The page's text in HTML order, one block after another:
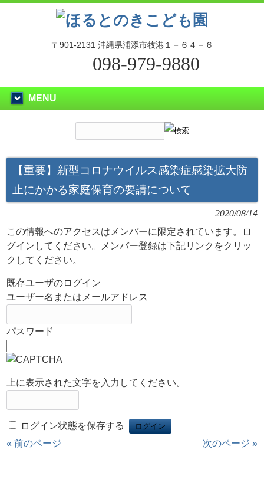
〒901-2131 沖縄県浦添市牧港１－６４－６
098-979-9880
MENU
【重要】新型コロナウイルス感染症感染拡大防
止にかかる家庭保育の要請について
2020/08/14
この情報へのアクセスはメンバーに限定されています。ロ
グインしてください。メンバー登録は下記リンクをクリッ
クしてください。
既存ユーザのログイン
ユーザー名またはメールアドレス
パスワード
上に表示された文字を入力してください。
ログイン状態を保存する
« 前のページ
次のページ »